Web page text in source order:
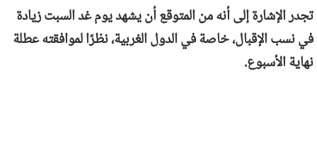
تجدر الإشارة إلى أنه من المتوقع أن يشهد يوم غد السبت زيادة
في نسب الإقبال، خاصة في الدول الغربية، نظرًا لموافقته عطلة
نهاية الأسبوع.